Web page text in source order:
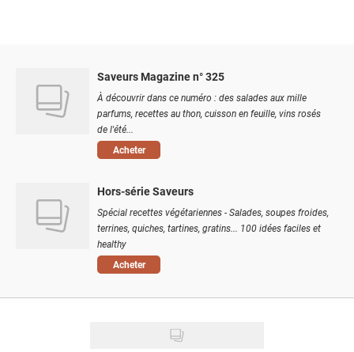
Saveurs Magazine n° 325
À découvrir dans ce numéro : des salades aux mille
parfums, recettes au thon, cuisson en feuille, vins rosés
de l'été...
Acheter
Hors-série Saveurs
Spécial recettes végétariennes - Salades, soupes froides,
terrines, quiches, tartines, gratins... 100 idées faciles et
healthy
Acheter